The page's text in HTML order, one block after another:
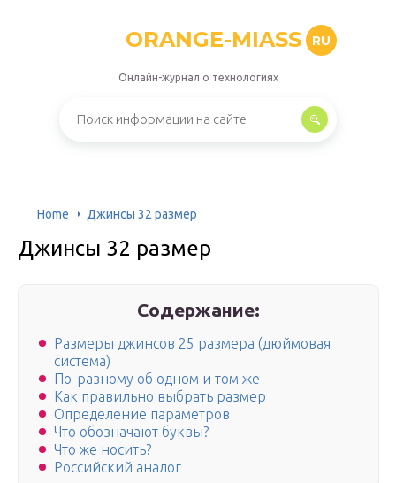
ORANGE-MIASS RU
Онлайн-журнал о технологиях
Home Джинсы 32 размер
Джинсы 32 размер
Содержание:
Размеры джинсов 25 размера (дюймовая
система)
По-разному об одном и том же
Как правильно выбрать размер
Определение параметров
Что обозначают буквы?
Что же носить?
Российский аналог